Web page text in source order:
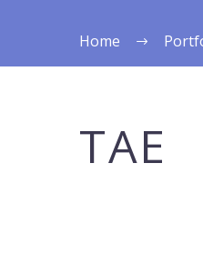
Home
TAE